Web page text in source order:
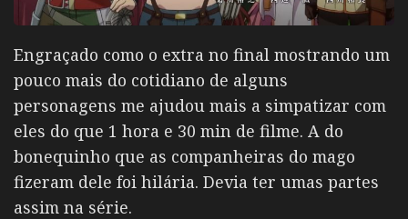
Engraçado como o extra no final mostrando um
pouco mais do cotidiano de alguns
personagens me ajudou mais a simpatizar com
eles do que 1 hora e 30 min de filme. A do
bonequinho que as companheiras do mago
fizeram dele foi hilária. Devia ter umas partes
assim na série.